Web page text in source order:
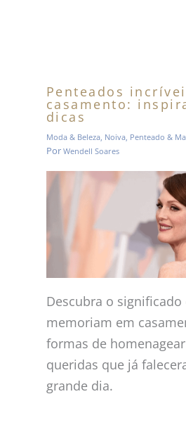
Penteados
casamento:
dicas
Moda & Beleza, Noiva, Penteado &
Por Wendell Soares
Descubra o significado
memoriam em
formas de
queridas que já
grande dia.